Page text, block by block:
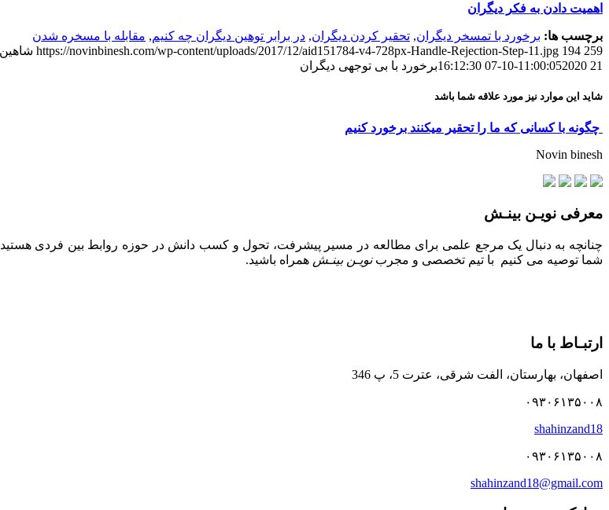
اهمیت دادن به فکر دیگران
برچسب ها: برخورد با تمسخر دیگران, تحقير كردن ديگران, در برابر توهین دیگران چه کنیم, مقابله با مسخره شدن
https://novinbinesh.com/wp-content/uploads/2017/12/aid151784-v4-728px-Handle-Rejection-Step-11.jpg 194 259
21 11:00:05
2020-10-07 16:12:30 برخورد با بی توجهی دیگران
شاید این موارد نیز مورد علاقه شما باشد
چگونه با کسانی که ما را تحقیر میکنند برخورد کنیم
Novin binesh
معرفی نویـن بینـش
چنانچه به دنبال یک مرجع علمی برای مطالعه در مسیر پیشرفت، تحول و کسب دانش در حوزه روابط بین فردی هستید
شما توصیه می کنیم با تیم تخصصی و مجربنویـن بینـش همراه باشید.
ارتبـاط با ما
اصفهان، بهارستان، الفت شرقی، عترت 5، پ 346
۰۹۳۰۶۱۳۵۰۰۸
shahinzand18
۰۹۳۰۶۱۳۵۰۰۸
shahinzand18@gmail.com